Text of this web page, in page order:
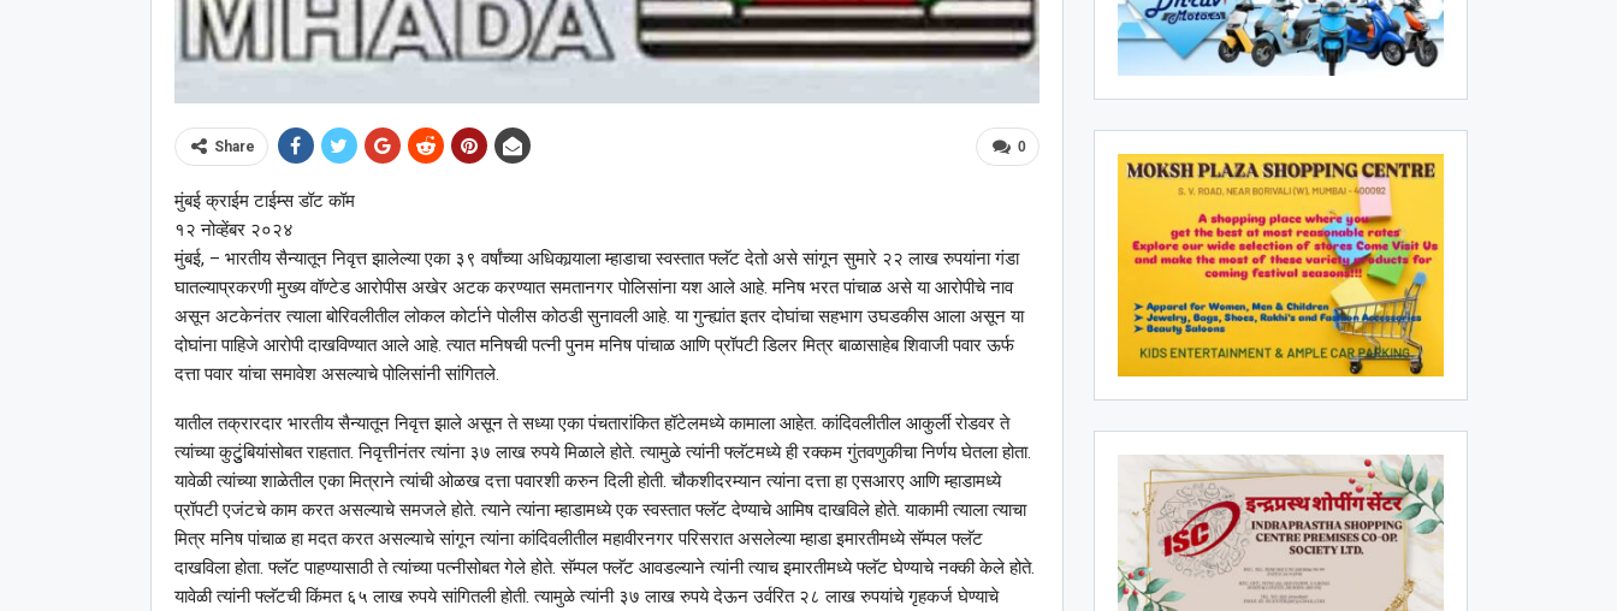
0
Share
मुंबई क्राईम टाईम्स डॉट कॉम
१२ नोव्हेंबर २०२४
मुंबई, – भारतीय सैन्यातून निवृत्त झालेल्या एका ३९ वर्षांच्या अधिकार्‍याला म्हाडाचा स्वस्तात फ्लॅट देतो असे सांगून सुमारे २२ लाख रुपयांना गंडा
घातल्याप्रकरणी मुख्य वॉण्टेड आरोपीस अखेर अटक करण्यात समतानगर पोलिसांना यश आले आहे. मनिष भरत पांचाळ असे या आरोपीचे नाव
असून अटकेनंतर त्याला बोरिवलीतील लोकल कोर्टाने पोलीस कोठडी सुनावली आहे. या गुन्ह्यांत इतर दोघांचा सहभाग उघडकीस आला असून या
दोघांना पाहिजे आरोपी दाखविण्यात आले आहे. त्यात मनिषची पत्नी पुनम मनिष पांचाळ आणि प्रॉपटी डिलर मित्र बाळासाहेब शिवाजी पवार ऊर्फ
दत्ता पवार यांचा समावेश असल्याचे पोलिसांनी सांगितले.
यातील तक्रारदार भारतीय सैन्यातून निवृत्त झाले असून ते सध्या एका पंचतारांकित हॉटेलमध्ये कामाला आहेत. कांदिवलीतील आकुर्ली रोडवर ते
त्यांच्या कुटुुंबियांसोबत राहतात. निवृत्तीनंतर त्यांना ३७ लाख रुपये मिळाले होते. त्यामुळे त्यांनी फ्लॅटमध्ये ही रक्कम गुंतवणुकीचा निर्णय घेतला होता.
यावेळी त्यांच्या शाळेतील एका मित्राने त्यांची ओळख दत्ता पवारशी करुन दिली होती. चौकशीदरम्यान त्यांना दत्ता हा एसआरए आणि म्हाडामध्ये
प्रॉपटी एजंटचे काम करत असल्याचे समजले होते. त्याने त्यांना म्हाडामध्ये एक स्वस्तात फ्लॅट देण्याचे आमिष दाखविले होते. याकामी त्याला त्याचा
मित्र मनिष पांचाळ हा मदत करत असल्याचे सांगून त्यांना कांदिवलीतील महावीरनगर परिसरात असलेल्या म्हाडा इमारतीमध्ये सॅम्पल फ्लॅट
दाखविला होता. फ्लॅट पाहण्यासाठी ते त्यांच्या पत्नीसोबत गेले होते. सॅम्पल फ्लॅट आवडल्याने त्यांनी त्याच इमारतीमध्ये फ्लॅट घेण्याचे नक्की केले होते.
यावेळी त्यांनी फ्लॅटची किंमत ६५ लाख रुपये सांगितली होती. त्यामुळे त्यांनी ३७ लाख रुपये देऊन उर्वरित २८ लाख रुपयांचे गृहकर्ज घेण्याचे